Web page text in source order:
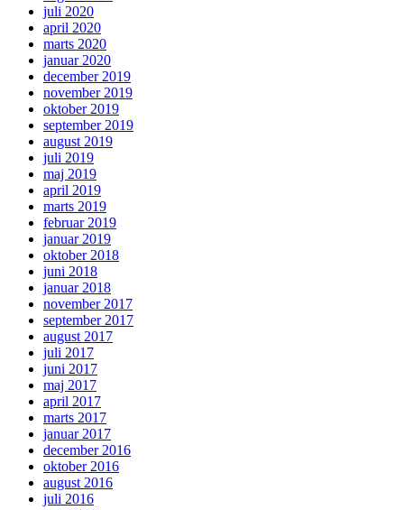
juli 2020
april 2020
marts 2020
januar 2020
december 2019
november 2019
oktober 2019
september 2019
august 2019
juli 2019
maj 2019
april 2019
marts 2019
februar 2019
januar 2019
oktober 2018
juni 2018
januar 2018
november 2017
september 2017
august 2017
juli 2017
juni 2017
maj 2017
april 2017
marts 2017
januar 2017
december 2016
oktober 2016
august 2016
juli 2016